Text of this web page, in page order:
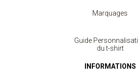
Marquages
Guide
du t-shirt
INFORMATIONS